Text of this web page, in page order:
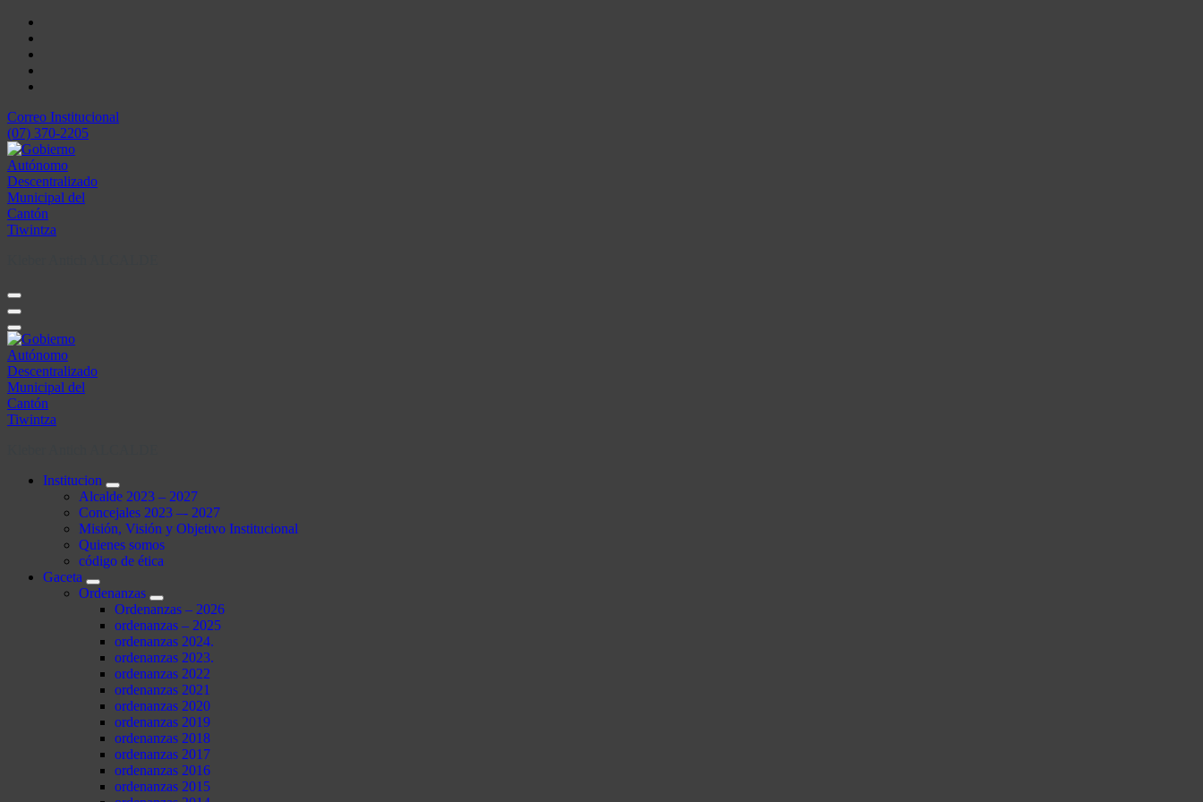
Skip
content
Correo Institucional
(07) 370-2205
Institucion
Alcalde 2023 – 2027
Concejales 2023 –- 2027
Misión, Visión y Objetivo Institucional
Quienes somos
código de ética
Gaceta
Ordenanzas
Ordenanzas – 2026
ordenanzas – 2025
ordenanzas 2024.
ordenanzas 2023.
ordenanzas 2022
ordenanzas 2021
ordenanzas 2020
ordenanzas 2019
ordenanzas 2018
ordenanzas 2017
ordenanzas 2016
ordenanzas 2015